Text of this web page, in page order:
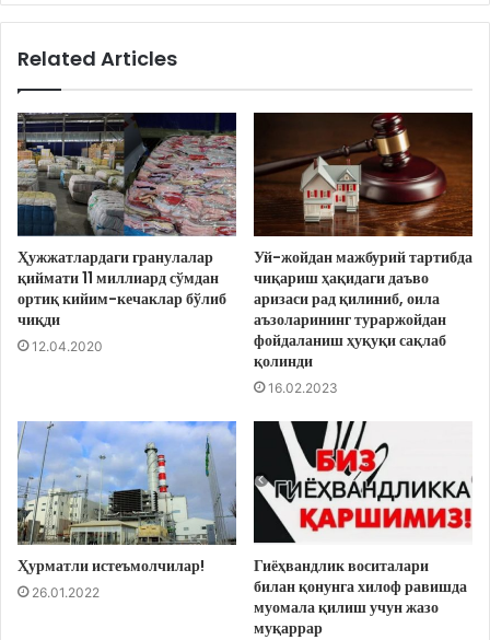
Related Articles
Ҳужжатлардаги гранулалар
қиймати 11 миллиард сўмдан
ортиқ кийим-кечаклар бўлиб
чиқди
12.04.2020
Уй-жойдан мажбурий тартибда
чиқариш ҳақидаги даъво
аризаси рад қилиниб, оила
аъзоларининг тураржойдан
фойдаланиш ҳуқуқи сақлаб
қолинди
16.02.2023
Ҳурматли истеъмолчилар!
26.01.2022
Гиёҳвандлик воситалари
билан қонунга хилоф равишда
муомала қилиш учун жазо
муқаррар